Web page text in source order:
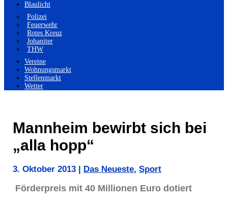
Blaulicht
Polizei
Feuerwehr
Rotes Kreuz
Johaniter
THW
Vereine
Wohnungsmarkt
Stellenmarkt
Wetter
Mannheim bewirbt sich bei
„alla hopp“
3. Oktober 2013 Das Neueste, Sport
Förderpreis mit 40 Millionen Euro dotiert